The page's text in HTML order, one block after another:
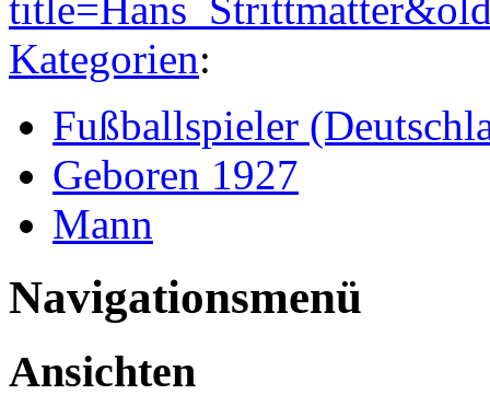
Kategorien:
Fußballspieler
Geboren 1927
Mann
Navigationsmenü
Ansichten